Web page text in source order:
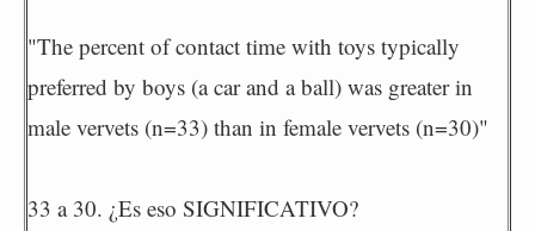
"The percent of contact time with toys typically
preferred by boys (a car and a ball) was greater in
male vervets (n=33) than in female vervets (n=30)"
33 a 30. ¿Es eso SIGNIFICATIVO?